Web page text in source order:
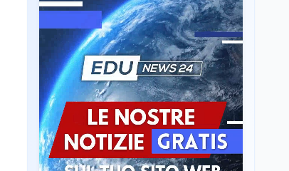
ATA: la matematica
degli arretrati fino a
4.150 euro
Cultura6 ago
Spesa culturale in
Lombardia da record,
ma la voragine Nord-
Sud triplica
Cultura 6 ago
Francesco Guccini si è